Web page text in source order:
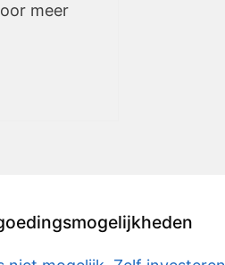
meer